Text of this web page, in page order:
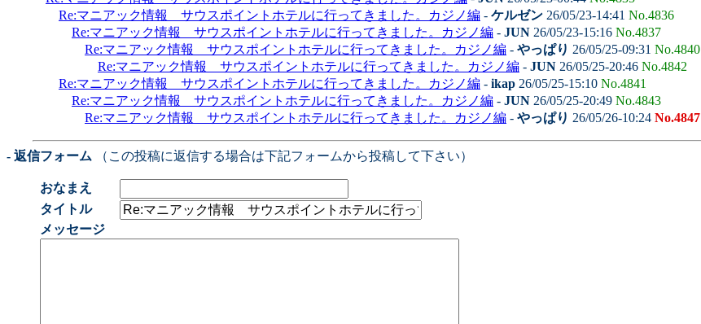
Re:マニアック情報 サウスポイントホテルに行ってきました。カジノ編 - ケルゼン 26/05/23-14:41 No.4836
Re:マニアック情報 サウスポイントホテルに行ってきました。カジノ編 - JUN 26/05/23-15:16 No.4837
Re:マニアック情報 サウスポイントホテルに行ってきました。カジノ編 - やっぱり 26/05/25-09:31 No.4840
Re:マニアック情報 サウスポイントホテルに行ってきました。カジノ編 - JUN 26/05/25-20:46 No.4842
Re:マニアック情報 サウスポイントホテルに行ってきました。カジノ編 - ikap 26/05/25-15:10 No.4841
Re:マニアック情報 サウスポイントホテルに行ってきました。カジノ編 - JUN 26/05/25-20:49 No.4843
Re:マニアック情報 サウスポイントホテルに行ってきました。カジノ編 - やっぱり 26/05/26-10:24 No.4847
- 返信フォーム （この投稿に返信する場合は下記フォームから投稿して下さい）
おなまえ
タイトル
メッセージ